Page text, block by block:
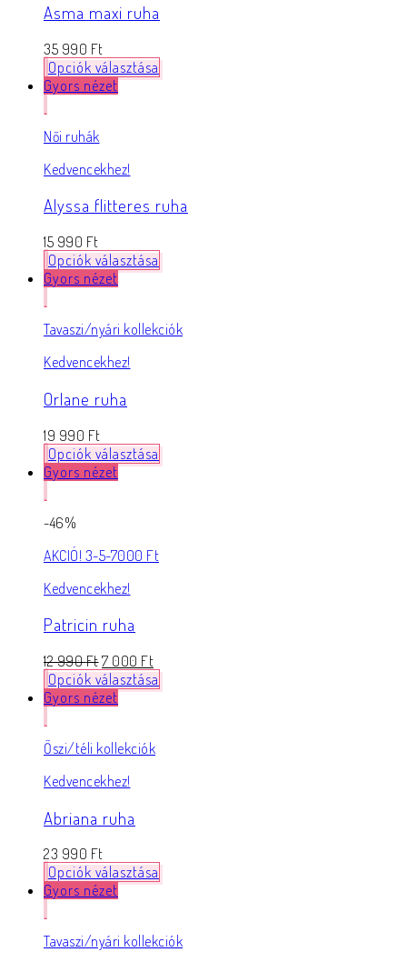
Asma maxi ruha
35 990 Ft
Opciók választása
Gyors nézet
Női ruhák
Kedvencekhez!
Alyssa flitteres ruha
15 990 Ft
Opciók választása
Gyors nézet
Tavaszi/nyári kollekciók
Kedvencekhez!
Orlane ruha
19 990 Ft
Opciók választása
Gyors nézet
-46%
AKCIÓ! 3-5-7000 Ft
Kedvencekhez!
Patricin ruha
12 990Ft7 000 Ft
Opciók választása
Gyors nézet
Őszi/téli kollekciók
Kedvencekhez!
Abriana ruha
23 990 Ft
Opciók választása
Gyors nézet
Tavaszi/nyári kollekciók